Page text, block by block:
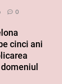
0
cinci ani